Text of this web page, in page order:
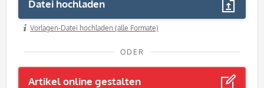
Datei hochladen
Vorlagen-Datei hochladen (alle Formate)
ODER
Artikel online gestalten